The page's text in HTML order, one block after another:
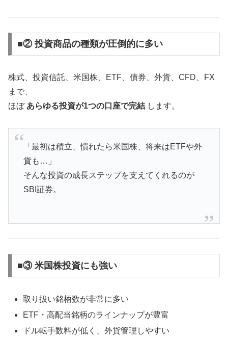
■② 投資商品の種類が圧倒的に多い
株式、投資信託、米国株、ETF、債券、外貨、CFD、FX
まで、
ほぼ あらゆる投資が1つの口座で完結 します。
「最初は積立、慣れたら米国株、将来はETFや外
貨も…」
そんな投資の成長ステップを支えてくれるのが
SBI証券。
■③ 米国株投資にも強い
取り扱い銘柄数が非常に多い
ETF・高配当銘柄のラインナップが豊富
ドル転手数料が低く、外貨管理しやすい